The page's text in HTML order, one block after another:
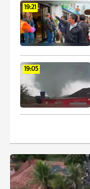
19:21
19:05